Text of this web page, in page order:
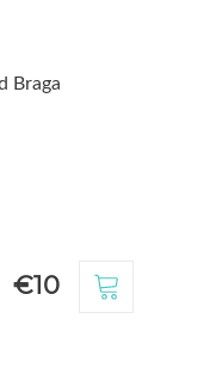
Braga
€10